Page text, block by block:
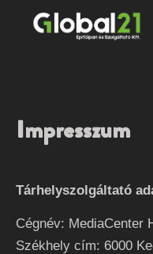
Impresszum
Tárhelyszolgáltató
Cégnév: MediaCenter
Székhely cím: 6000